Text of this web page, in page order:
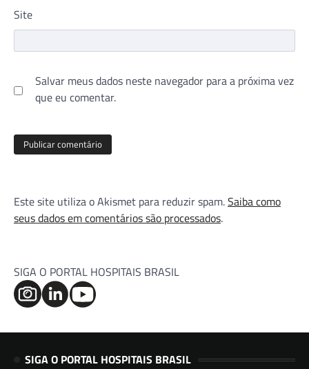
Site
Salvar meus dados neste navegador para a próxima vez
que eu comentar.
Este site utiliza o Akismet para reduzir spam.Saiba como
seus dados em comentários são processados.
SIGA O PORTAL HOSPITAIS BRASIL
SIGA O PORTAL HOSPITAIS BRASIL